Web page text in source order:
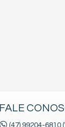
FALE
(47) 99204-6810